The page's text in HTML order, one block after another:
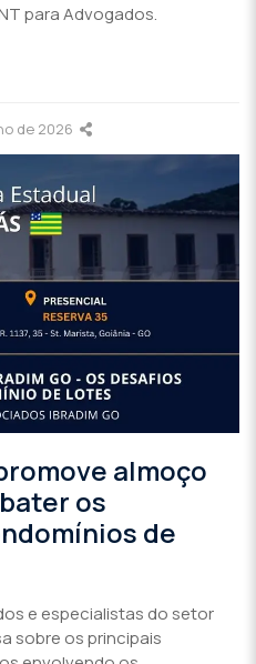
para Advogados.
de 2026
almoço
os
de
e especialistas do setor
sobre os principais